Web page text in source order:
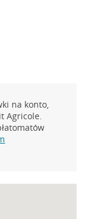
na konto,
Agricole.